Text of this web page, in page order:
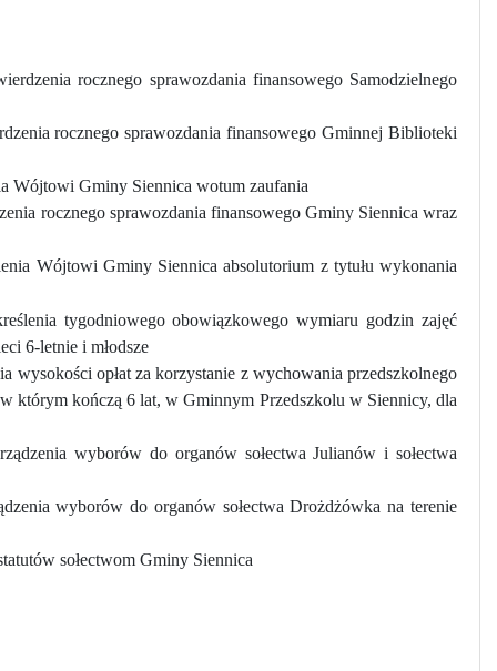
rocznego sprawozdania finansowego Samodzielnego
rocznego sprawozdania finansowego Gminnej Biblioteki
Wójtowi Gminy Siennica wotum zaufania
rocznego sprawozdania finansowego Gminy Siennica wraz
Wójtowi Gminy Siennica absolutorium z tytułu wykonania
tygodniowego obowiązkowego wymiaru godzin zajęć
6-letnie i młodsze
opłat za korzystanie z wychowania przedszkolnego
którym kończą 6 lat, w Gminnym Przedszkolu w Siennicy, dla
wyborów do organów sołectwa Julianów i sołectwa
wyborów do organów sołectwa Drożdżówka na terenie
sołectwom Gminy Siennica